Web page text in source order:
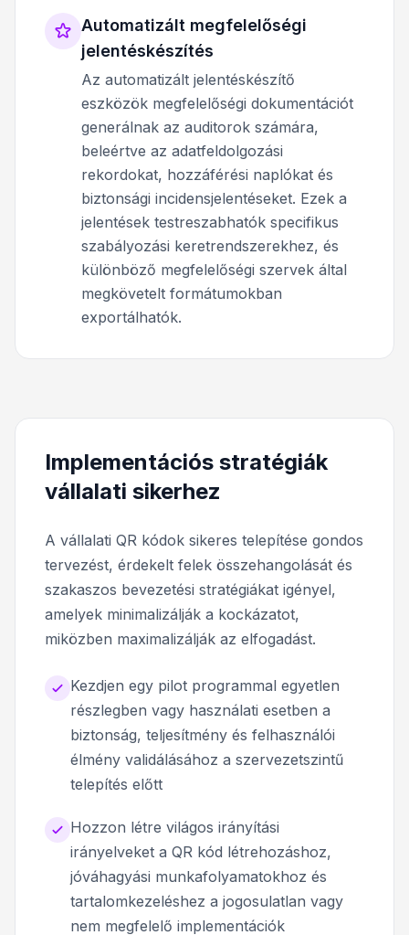
Automatizált megfelelőségi
jelentéskészítés
Az automatizált jelentéskészítő
eszközök megfelelőségi dokumentációt
generálnak az auditorok számára,
beleértve az adatfeldolgozási
rekordokat, hozzáférési naplókat és
biztonsági incidensjelentéseket. Ezek a
jelentések testreszabhatók specifikus
szabályozási keretrendszerekhez, és
különböző megfelelőségi szervek által
megkövetelt formátumokban
exportálhatók.
Implementációs stratégiák
vállalati sikerhez
A vállalati QR kódok sikeres telepítése gondos
tervezést, érdekelt felek összehangolását és
szakaszos bevezetési stratégiákat igényel,
amelyek minimalizálják a kockázatot,
miközben maximalizálják az elfogadást.
Kezdjen egy pilot programmal egyetlen
részlegben vagy használati esetben a
biztonság, teljesítmény és felhasználói
élmény validálásához a szervezetszintű
telepítés előtt
Hozzon létre világos irányítási
irányelveket a QR kód létrehozáshoz,
jóváhagyási munkafolyamatokhoz és
tartalomkezeléshez a jogosulatlan vagy
nem megfelelő implementációk